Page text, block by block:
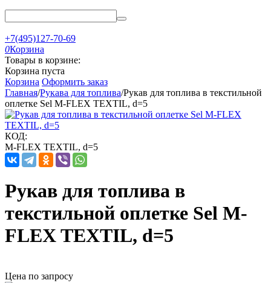
+7(495)127-70-69
0Корзина
Товары в корзине:
Корзина пуста
Корзина Оформить заказ
Главная/Рукава для топлива/Рукав для топлива в текстильной
оплетке Sel M-FLEX TEXTIL, d=5
КОД:
M-FLEX TEXTIL, d=5
Рукав для топлива в
текстильной оплетке Sel M-
FLEX TEXTIL, d=5
Цена по запросу